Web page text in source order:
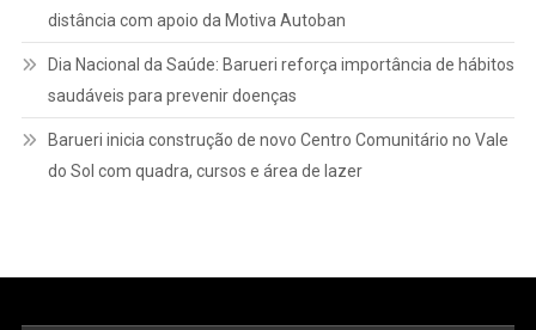
distância com apoio da Motiva Autoban
Dia Nacional da Saúde: Barueri reforça importância de hábitos
saudáveis para prevenir doenças
Barueri inicia construção de novo Centro Comunitário no Vale
do Sol com quadra, cursos e área de lazer